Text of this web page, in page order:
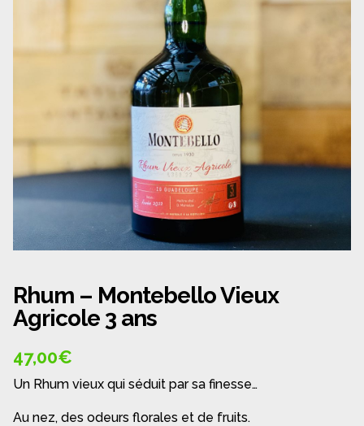
Politique de confidentialité
Politique de cookies (UE)
Qui sommes nous ?
Validation de la commande
Rhum – Montebello Vieux
Agricole 3 ans
47,00€
Un Rhum vieux qui séduit par sa finesse…
Au nez, des odeurs florales et de fruits.